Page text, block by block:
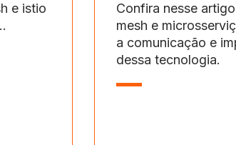
e istio
Confira nesse
mesh e
a comunicação e
dessa tecnologia.